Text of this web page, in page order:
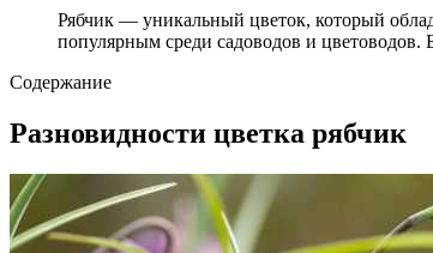
Рябчик — уникальный цветок, который
популярным среди садоводов и
Содержание
Разновидности цветка рябчик